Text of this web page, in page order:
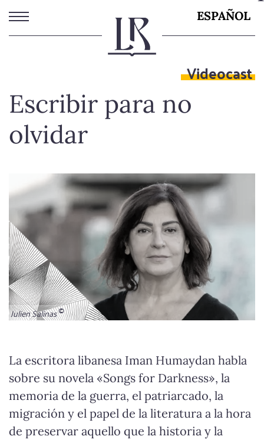
Pasar
contenido
ESPAÑOL
Videocast
Escribir para no
olvidar
Julien Salinas
La escritora libanesa Iman Humaydan habla
sobre su novela «Songs for Darkness», la
memoria de la guerra, el patriarcado, la
migración y el papel de la literatura a la hora
de preservar aquello que la historia y la